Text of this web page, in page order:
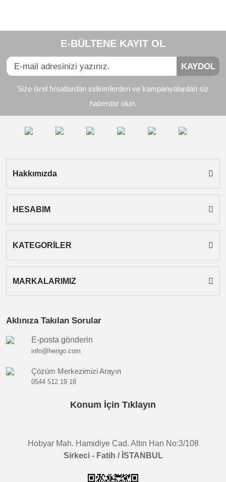
Yorum Yaz
Görüş ve önerileriniz için teşekkür ederiz.
Ürün bilgilerinde hatalar bulunuyor.
Ürün fiyatı diğer sitelerden daha pahalı.
Gönder
E-BÜLTENE KAYIT OL
KAYDOL
Size özel fırsatlardan indirimlerden ve kampanyalardan siz
haberdar olun.
Hakkımızda
HESABIM
KATEGORİLER
MARKALARIMIZ
Aklınıza Takılan Sorular
E-posta gönderin
info@herigo.com
Çözüm Merkezimizi Arayın
0544 512 19 18
Konum İçin Tıklayın
Hobyar Mah. Hamidiye Cad. Altın Han No:3/108
Sirkeci - Fatih / İSTANBUL